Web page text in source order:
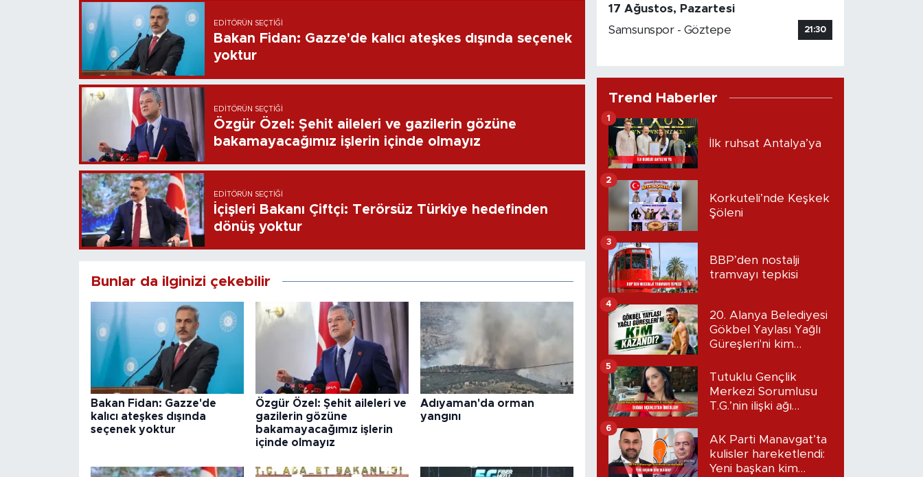
EDITÖRÜN SEÇTIĞI
Bakan Fidan: Gazze'de kalıcı ateşkes dışında seçenek
yoktur
EDITÖRÜN SEÇTIĞI
Özgür Özel: Şehit aileleri ve gazilerin gözüne
bakamayacağımız işlerin içinde olmayız
EDITÖRÜN SEÇTIĞI
İçişleri Bakanı Çiftçi: Terörsüz Türkiye hedefinden
dönüş yoktur
Bunlar da ilginizi çekebilir
Bakan Fidan: Gazze'de
kalıcı ateşkes dışında
seçenek yoktur
Özgür Özel: Şehit aileleri ve
gazilerin gözüne
bakamayacağımız işlerin
içinde olmayız
Adıyaman'da orman
yangını
17 Ağustos, Pazartesi
Samsunspor - Göztepe
21:30
Trend Haberler
İlk ruhsat Antalya’ya
1
Korkuteli’nde Keşkek
Şöleni
2
BBP’den nostalji
tramvayı tepkisi
3
20. Alanya Belediyesi
Gökbel Yaylası Yağlı
Güreşleri'ni kim
4
Tutuklu Gençlik
Merkezi Sorumlusu
T.G.’nin ilişki ağı
Dudak uçuklatan
iddialar!
5
AK Parti Manavgat’ta
kulisler hareketlendi:
Yeni başkan kim
6